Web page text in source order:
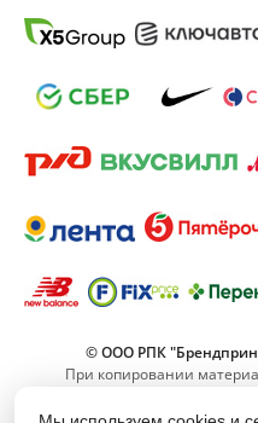
© ООО РПК
При копировании